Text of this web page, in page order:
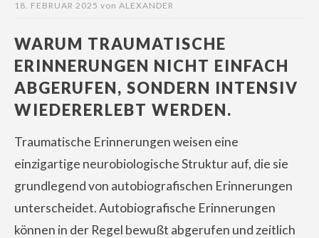
18. FEBRUAR 2025 von ALEXANDER
WARUM TRAUMATISCHE
ERINNERUNGEN NICHT EINFACH
ABGERUFEN, SONDERN INTENSIV
WIEDERERLEBT WERDEN.
Traumatische Erinnerungen weisen eine
einzigartige neurobiologische Struktur auf, die sie
grundlegend von autobiografischen Erinnerungen
unterscheidet. Autobiografische Erinnerungen
können in der Regel bewußt abgerufen und zeitlich